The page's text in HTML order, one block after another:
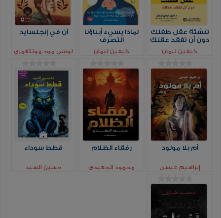
تنشئة عقل طفلك
دون أن تفقد عقلك
كيفين ليمان
لماذا يسيء أبناؤنا
التصرف
كيفين ليمان
آن في إنجلسايد
لوسي مود مونتغمري
أم بلا مولود
إبراهيم عيسي
رفقاء الظلام
محمود الجعيدي
قطط سوداء
حسين السيد